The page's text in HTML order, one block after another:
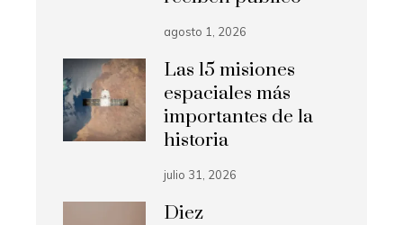
agosto 1, 2026
Las 15 misiones
espaciales más
importantes de la
historia
julio 31, 2026
Diez